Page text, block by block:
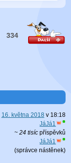
334
16. května 2018 v 18:18
JáJá1
~ 24 tisícpříspěvků
JáJá1
(správce nástěnek)